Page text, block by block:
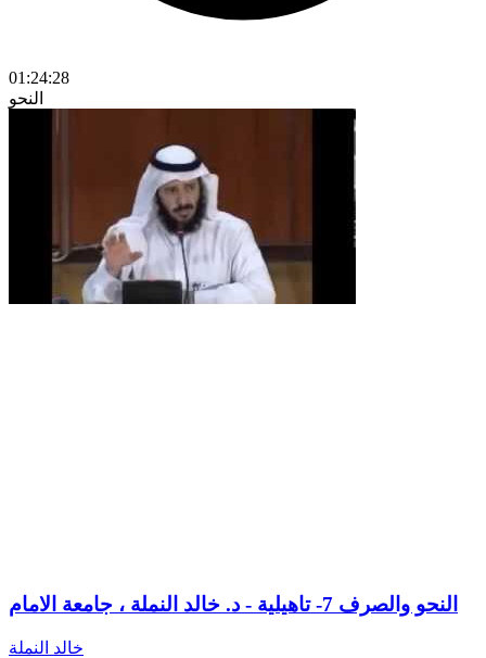
01:24:28
النحو
النحو والصرف 7- تاهيلية - د. خالد النملة ، جامعة الامام
خالد النملة